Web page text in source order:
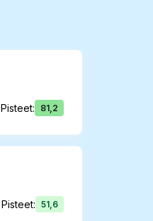
Pisteet: 81,2
Pisteet: 51,6